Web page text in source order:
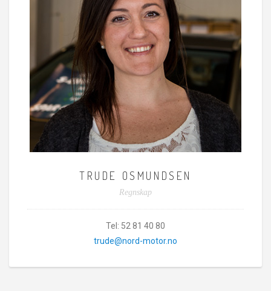
TRUDE OSMUNDSEN
Regnskap
Tel: 52 81 40 80
trude@nord-motor.no